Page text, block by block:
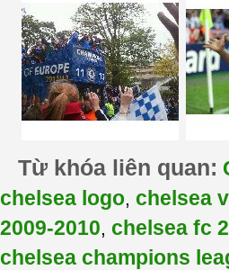
Từ khóa liên quan:
chelsea logo, chelsea
2009-2010, chelsea fc
chelsea champions